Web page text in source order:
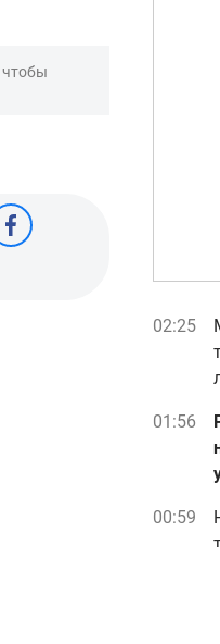
чтобы
02:25
01:56
00:59